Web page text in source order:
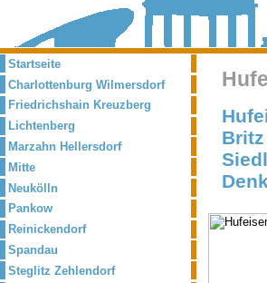
Startseite
Charlottenburg Wilmersdorf
Friedrichshain Kreuzberg
Lichtenberg
Marzahn Hellersdorf
Mitte
Neukölln
Pankow
Reinickendorf
Spandau
Steglitz Zehlendorf